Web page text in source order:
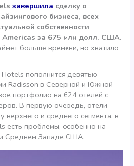
завершила сделку о
бизнеса, всех
собственности
Americas за 675 млн долл. США.
больше времени, но хватило
пополнится девятью
Radisson в Северной и Южной
портфолио на 624 отелей с
В первую очередь, отели
верхнего и среднего сегмента, в
есть проблемы, особенно на
Среднем Западе США.